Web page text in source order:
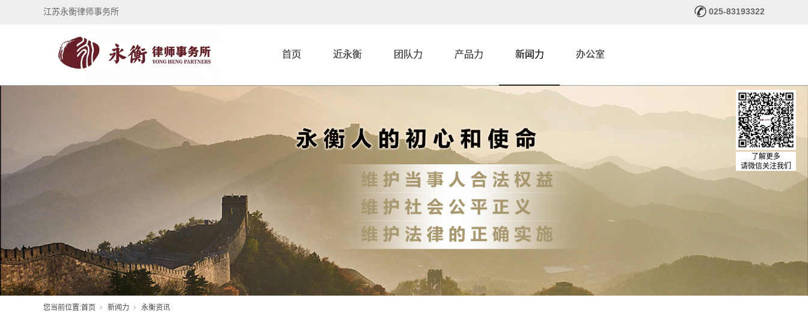
江苏永衡律师事务所 025-83193322
首页 近永衡 团队力 产品力 新闻力 办公室
您当前位置:首页 新闻力 永衡资讯
了解更多
请微信关注我们